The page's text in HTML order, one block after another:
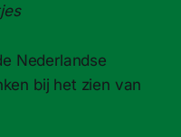
Nederlandse
bij het zien van